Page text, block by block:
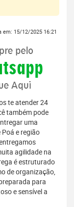
em: 15/12/2025 16:21
te atender 24
também pode
uma
e região
agilidade na
é estruturado
de organização,
para
e sensível a